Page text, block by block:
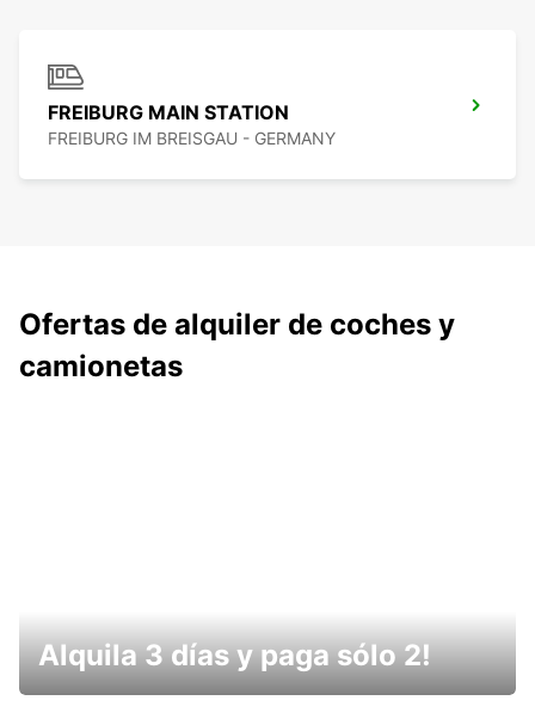
FREIBURG MAIN STATION
FREIBURG IM BREISGAU - GERMANY
Ofertas de alquiler de coches y
camionetas
Alquila 3 días y paga sólo 2!